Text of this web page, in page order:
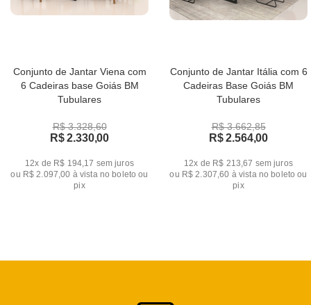
Conjunto de Jantar Viena com
6 Cadeiras base Goiás BM
Tubulares
R$ 3.328,60
R$ 2.330,00
12x de R$ 194,17 sem juros
ou R$ 2.097,00 à vista no boleto ou
pix
Conjunto de Jantar Itália com 6
Cadeiras Base Goiás BM
Tubulares
R$ 3.662,85
R$ 2.564,00
12x de R$ 213,67 sem juros
ou R$ 2.307,60 à vista no boleto ou
pix